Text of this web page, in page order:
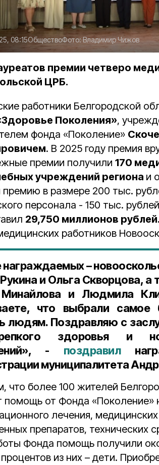
08:15ОбществоФото:Владимир Чижов
премии четверо
ЦРБ.
работники Белгородской
Поколения»,
фонда «Поколение»
. В 2025 году премия
премии получили 170
учреждений региона и
в размере 200 тыс.
персонала - 150 тыс.
29,750 миллионов рублей.
работников
награждаемых –
и Ольга Скворцова,
Минайлова и Людмила
что выбрали самое
людям. Поздравляю с
здоровья и
- поздравил
муниципалитета
что более 100 жителей
помощь от Фонда «Поколение»
лечения,
препаратов, технических
Фонда помощь получили
из них – дети.